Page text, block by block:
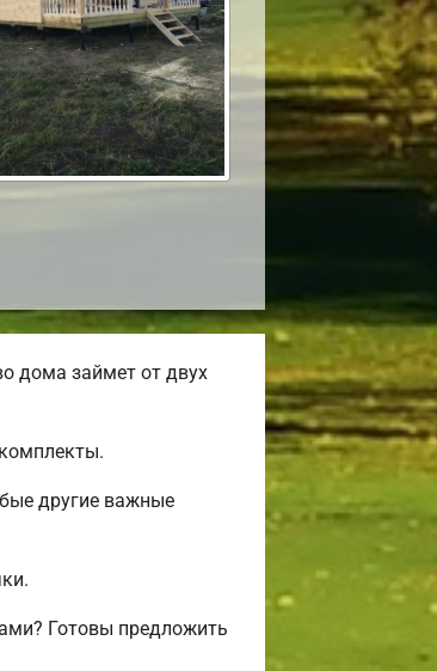
дома займет от двух
другие важные
Готовы предложить